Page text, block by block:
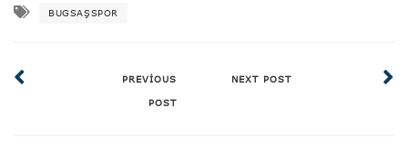
BUGSAŞSPOR
PREVIOUS
POST
NEXT POST